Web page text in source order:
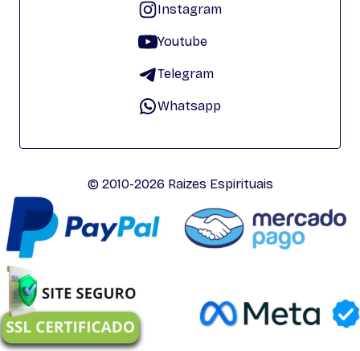
Instagram
Youtube
Telegram
Whatsapp
© 2010-2026 Raizes Espirituais